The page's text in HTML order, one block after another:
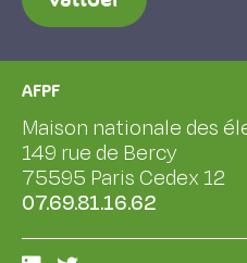
AFPF
Maison nationale des
149 rue de Bercy
75595 Paris Cedex 12
07.69.81.16.62